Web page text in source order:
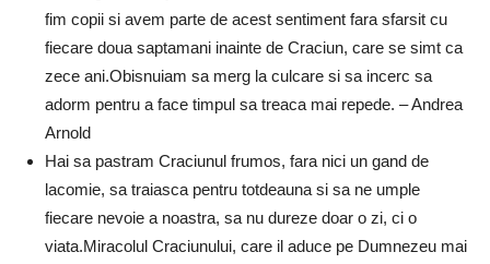
fim copii si avem parte de acest sentiment fara sfarsit cu
fiecare doua saptamani inainte de Craciun, care se simt ca
zece ani.Obisnuiam sa merg la culcare si sa incerc sa
adorm pentru a face timpul sa treaca mai repede. – Andrea
Arnold
Hai sa pastram Craciunul frumos, fara nici un gand de
lacomie, sa traiasca pentru totdeauna si sa ne umple
fiecare nevoie a noastra, sa nu dureze doar o zi, ci o
viata.Miracolul Craciunului, care il aduce pe Dumnezeu mai